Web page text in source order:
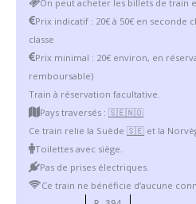
On peut acheter les billets de train
Prix indicatif : 20€ à 50€ en seconde
classe
Prix minimal : 20€ environ, en
remboursable)
Train à réservation facultative.
Pays traversés :🇸🇪🇳🇴
Ce train relie la Suède🇸🇪 et la
Toilettes avec siège.
Pas de prises électriques.
Ce train ne bénéficie d’aucune